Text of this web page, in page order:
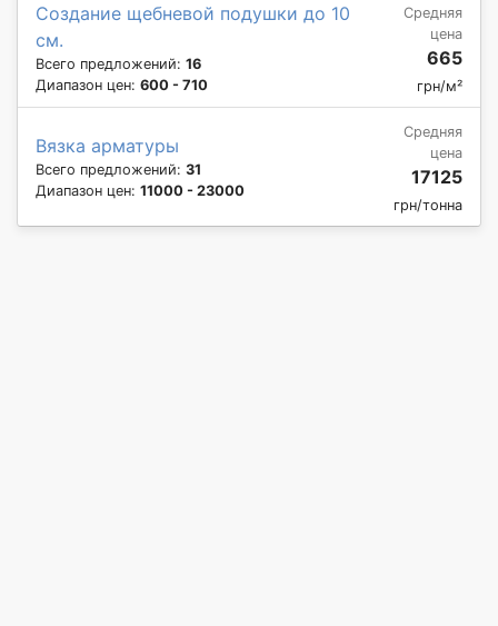
Создание щебневой подушки до 10
см.
Всего предложений: 16
Диапазон цен: 600 - 710
Средняя
цена
665
грн/м²
Вязка арматуры
Всего предложений: 31
Диапазон цен: 11000 - 23000
Средняя
цена
17125
грн/тонна